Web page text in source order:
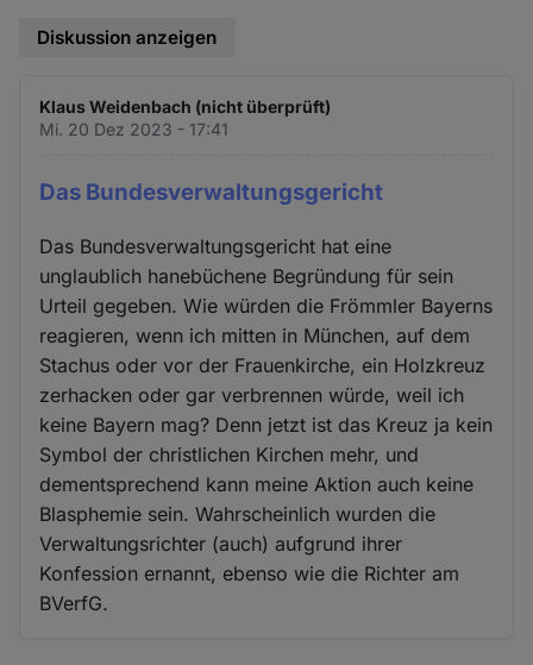
Diskussion anzeigen
Klaus Weidenbach (nicht überprüft)
Mi. 20 Dez 2023 - 17:41
Das Bundesverwaltungsgericht
Das Bundesverwaltungsgericht hat eine
unglaublich hanebüchene Begründung für sein
Urteil gegeben. Wie würden die Frömmler Bayerns
reagieren, wenn ich mitten in München, auf dem
Stachus oder vor der Frauenkirche, ein Holzkreuz
zerhacken oder gar verbrennen würde, weil ich
keine Bayern mag? Denn jetzt ist das Kreuz ja kein
Symbol der christlichen Kirchen mehr, und
dementsprechend kann meine Aktion auch keine
Blasphemie sein. Wahrscheinlich wurden die
Verwaltungsrichter (auch) aufgrund ihrer
Konfession ernannt, ebenso wie die Richter am
BVerfG.
Cookies